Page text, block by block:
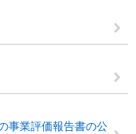
事業評価報告書の公